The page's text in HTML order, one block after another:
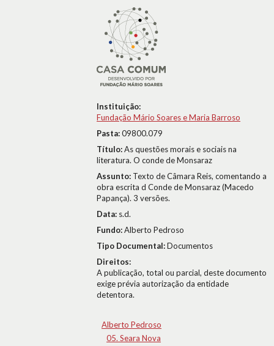
Instituição:
Fundação Mário Soares e Maria Barroso
Pasta:09800.079
Título:As questões morais e sociais na
literatura. O conde de Monsaraz
Assunto: Texto de Câmara Reis, comentando a
obra escrita d Conde de Monsaraz (Macedo
Papança). 3 versões.
Data: s.d.
Fundo:Alberto Pedroso
Tipo Documental:Documentos
Direitos:
A publicação, total ou parcial, deste documento
exige prévia autorização da entidade
detentora.
Alberto Pedroso
05. Seara Nova